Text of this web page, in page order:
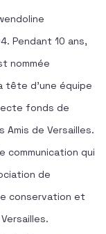
Pendant 10 ans,
nommée
tête d’une équipe
fonds de
Amis de Versailles.
qui
de
conservation et